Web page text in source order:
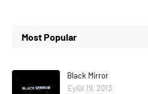
Most Popular
Black Mirror
Eylül 19, 2013